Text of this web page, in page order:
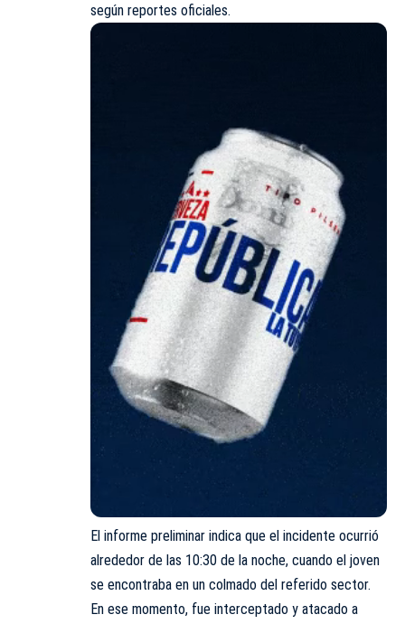
según reportes oficiales.
El informe preliminar indica que el incidente ocurrió
alrededor de las 10:30 de la noche, cuando el joven
se encontraba en un colmado del referido sector.
En ese momento, fue interceptado y atacado a